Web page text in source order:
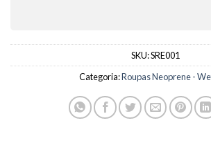
SKU:SRE001
Categoria:Roupas Neoprene -